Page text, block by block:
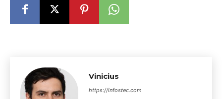
Vinicius
https://infostec.com